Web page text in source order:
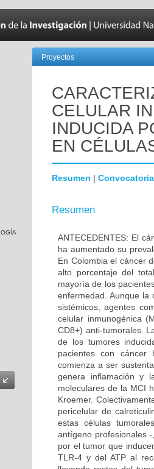
Proyectos
CELULAR
INDUCIDA
EN
Resumen | Convocatoria
Resumen
ANTECEDENTES: El
ha aumentado su
En Colombia el cáncer
alto porcentaje del
mayoría de los
enfermedad. Aunque la
sistémicos, agentes
celular inmunogénica
CD8+) anti-tumorales.
de los tumores
pacientes con cáncer
comienza a ser
genera inflamación y
moleculares de la MCI
Kroemer.
pericelular de
estas células
antígeno profesionales
por el tumor que
TLR-4 y del ATP al